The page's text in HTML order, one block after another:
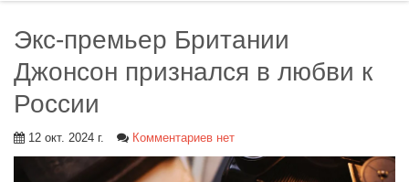
Экс-премьер Британии
Джонсон признался в любви к
России
12 окт. 2024 г. Комментариев нет